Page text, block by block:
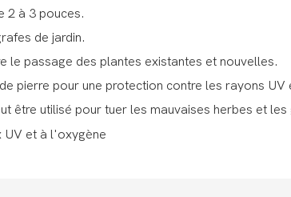
2 à 3 pouces.
de jardin.
le passage des plantes existantes et nouvelles.
pierre pour une protection contre les rayons UV
être utilisé pour tuer les mauvaises herbes et